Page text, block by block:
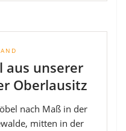
aus unserer
Oberlausitz
nach Maß in der
mitten in der